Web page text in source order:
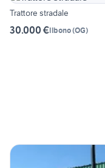
Trattore stradale
30.000 €Ilbono(OG)